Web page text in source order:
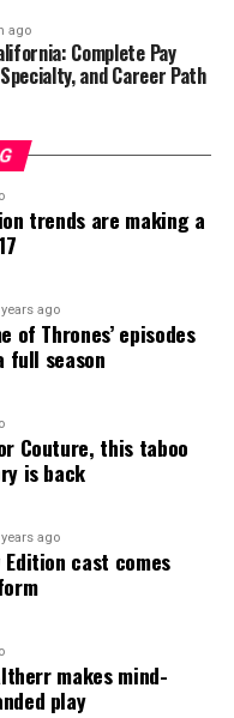
et expedita distinctio.
est eligendi optio
quod maxime placeat
cupidatat non
deserunt mollit anim
natus error sit
laudantium,
in
eu
ipsum quia
ago
Complete Pay
and Career Path
trends are making a
years ago
of Thrones’ episodes
full season
Couture, this taboo
is back
years ago
Edition cast comes
makes mind-
play